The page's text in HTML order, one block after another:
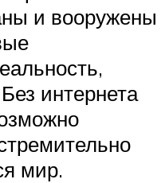
и вооружены
интернета
мир.